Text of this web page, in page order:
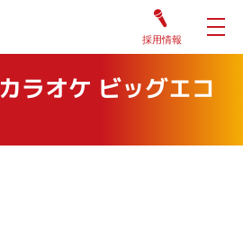
採用情報
カラオケ ビッグエコ